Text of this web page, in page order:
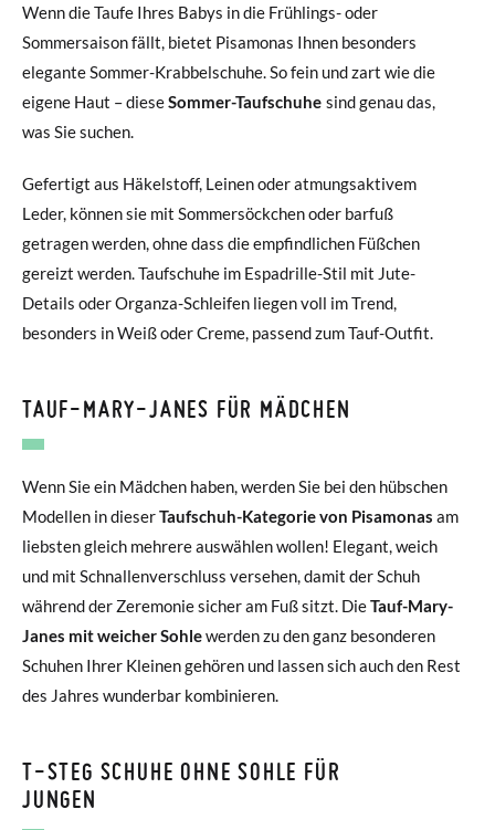
Wenn die Taufe Ihres Babys in die Frühlings- oder
Sommersaison fällt, bietet Pisamonas Ihnen besonders
elegante Sommer-Krabbelschuhe. So fein und zart wie die
eigene Haut – dieseSommer-Taufschuhe sind genau das,
was Sie suchen.
Gefertigt aus Häkelstoff, Leinen oder atmungsaktivem
Leder, können sie mit Sommersöckchen oder barfuß
getragen werden, ohne dass die empfindlichen Füßchen
gereizt werden. Taufschuhe im Espadrille-Stil mit Jute-
Details oder Organza-Schleifen liegen voll im Trend,
besonders in Weiß oder Creme, passend zum Tauf-Outfit.
TAUF-MARY-JANES FÜR MÄDCHEN
Wenn Sie ein Mädchen haben, werden Sie bei den hübschen
Modellen in dieserTaufschuh-Kategorie von Pisamonas am
liebsten gleich mehrere auswählen wollen! Elegant, weich
und mit Schnallenverschluss versehen, damit der Schuh
während der Zeremonie sicher am Fuß sitzt. DieTauf-Mary-
Janes mit weicher Sohlewerden zu den ganz besonderen
Schuhen Ihrer Kleinen gehören und lassen sich auch den Rest
des Jahres wunderbar kombinieren.
T-STEG SCHUHE OHNE SOHLE FÜR
JUNGEN